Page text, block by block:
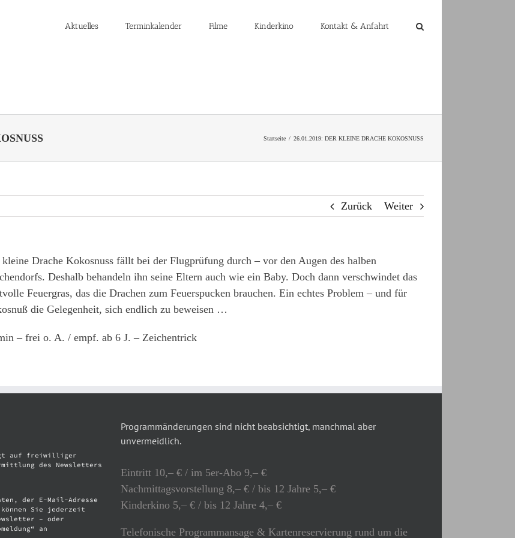
Aktuelles Terminkalender Filme Kinderkino Kontakt & Anfahrt
Startseite 26.01.2019: DER KLEINE DRACHE KOKOSNUSS
Zurück Weiter
Drache Kokosnuss fällt bei der Flugprüfung durch – vor den Augen des halben
Deshalb behandeln ihn seine Eltern auch wie ein Baby. Doch dann verschwindet das
Feuergras, das die Drachen zum Feuerspucken brauchen. Ein echtes Problem – und für
die Gelegenheit, sich endlich zu beweisen …
– frei o. A. / empf. ab 6 J. – Zeichentrick
auf freiwilliger
des Newsletters
der E-Mail-Adresse
können Sie jederzeit
– oder
an
Programmänderungen sind nicht beabsichtigt, manchmal aber
unvermeidlich.
Eintritt 10,– € / im 5er-Abo 9,– €
Nachmittagsvorstellung 8,– € / bis 12 Jahre 5,– €
Kinderkino 5,– € / bis 12 Jahre 4,– €
Telefonische Programmansage & Kartenreservierung rund um die